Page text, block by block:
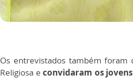
Os entrevistados também foram
Religiosa e convidaram os